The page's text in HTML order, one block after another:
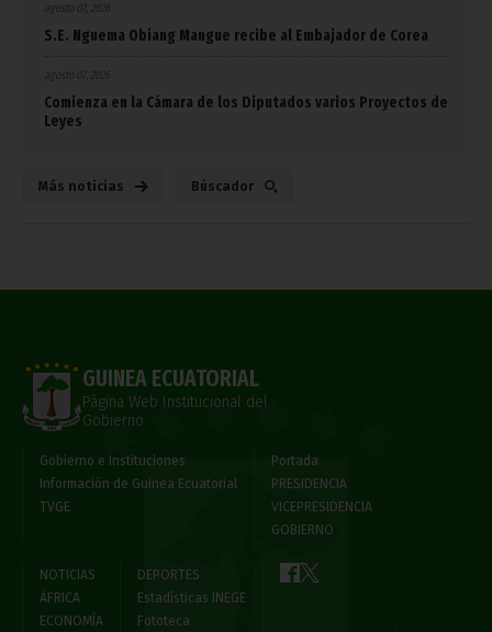
agosto 07, 2026
S.E. Nguema Obiang Mangue recibe al Embajador de Corea
agosto 07, 2026
Comienza en la Cámara de los Diputados varios Proyectos de
Leyes
Más noticias Búscador
GUINEA ECUATORIAL
Página Web Institucional del
Gobierno
Gobierno e Instituciones
Información de Guinea Ecuatorial
TVGE
Portada
PRESIDENCIA
VICEPRESIDENCIA
GOBIERNO
NOTICIAS
ÁFRICA
ECONOMÍA
DEPORTES
Estadísticas INEGE
Fototeca